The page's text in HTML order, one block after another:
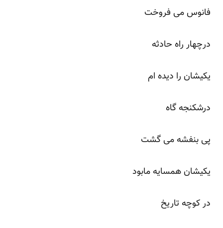
فانوس می فروخت
درچهار راه حادثه
یکیشان را دیده ام
درشکنجه گاه
پی بنفشه می گشت
یکیشان همسایه مابود
در کوچه تاریخ